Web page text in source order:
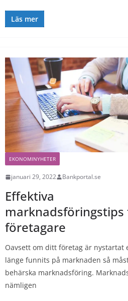
Läs mer
EKONOMINYHETER
januari 29, 2022 Bankportal.se
Effektiva
marknadsföringstips
företagare
Oavsett om ditt företag är nystartat
länge funnits på marknaden så
behärska marknadsföring.
nämligen